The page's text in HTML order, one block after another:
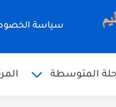
سياسة
المتوسطة